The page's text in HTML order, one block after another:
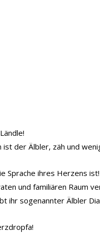
der Älbler, zäh und
Sprache ihres Herzens ist!
und familiären Raum
sogenannter Älbler